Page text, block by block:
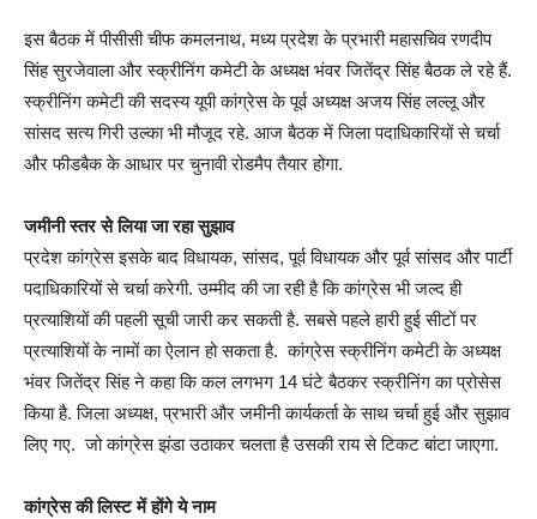
इस बैठक में पीसीसी चीफ कमलनाथ, मध्य प्रदेश के प्रभारी महासचिव रणदीप
सिंह सुरजेवाला और स्क्रीनिंग कमेटी के अध्यक्ष भंवर जितेंद्र सिंह बैठक ले रहे हैं.
स्क्रीनिंग कमेटी की सदस्य यूपी कांग्रेस के पूर्व अध्यक्ष अजय सिंह लल्लू और
सांसद सत्य गिरी उल्का भी मौजूद रहे. आज बैठक में जिला पदाधिकारियों से चर्चा
और फीडबैक के आधार पर चुनावी रोडमैप तैयार होगा.
जमीनी स्तर से लिया जा रहा सुझाव
प्रदेश कांग्रेस इसके बाद विधायक, सांसद, पूर्व विधायक और पूर्व सांसद और पार्टी
पदाधिकारियों से चर्चा करेगी. उम्मीद की जा रही है कि कांग्रेस भी जल्द ही
प्रत्याशियों की पहली सूची जारी कर सकती है. सबसे पहले हारी हुई सीटों पर
प्रत्याशियों के नामों का ऐलान हो सकता है. कांग्रेस स्क्रीनिंग कमेटी के अध्यक्ष
भंवर जितेंद्र सिंह ने कहा कि कल लगभग 14 घंटे बैठकर स्क्रीनिंग का प्रोसेस
किया है. जिला अध्यक्ष, प्रभारी और जमीनी कार्यकर्ता के साथ चर्चा हुई और सुझाव
लिए गए. जो कांग्रेस झंडा उठाकर चलता है उसकी राय से टिकट बांटा जाएगा.
कांग्रेस की लिस्ट में होंगे ये नाम